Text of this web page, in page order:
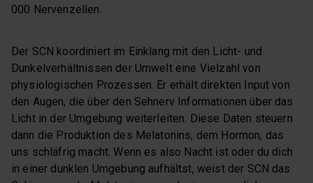
000 Nervenzellen.
Der SCN koordiniert im Einklang mit den Licht- und
Dunkelverhältnissen der Umwelt eine Vielzahl von
physiologischen Prozessen. Er erhält direkten Input von
den Augen, die über den Sehnerv Informationen über das
Licht in der Umgebung weiterleiten. Diese Daten steuern
dann die Produktion des Melatonins, dem Hormon, das
uns schläfrig macht. Wenn es also Nacht ist oder du dich
in einer dunklen Umgebung aufhältst, weist der SCN das